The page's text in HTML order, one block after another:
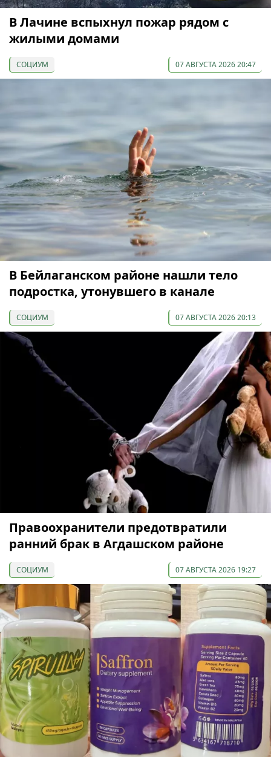
В Лачине вспыхнул пожар рядом с
жилыми домами
СОЦИУМ 07 АВГУСТА 2026 20:47
В Бейлаганском районе нашли тело
подростка, утонувшего в канале
СОЦИУМ 07 АВГУСТА 2026 20:13
Правоохранители предотвратили
ранний брак в Агдашском районе
СОЦИУМ 07 АВГУСТА 2026 19:27